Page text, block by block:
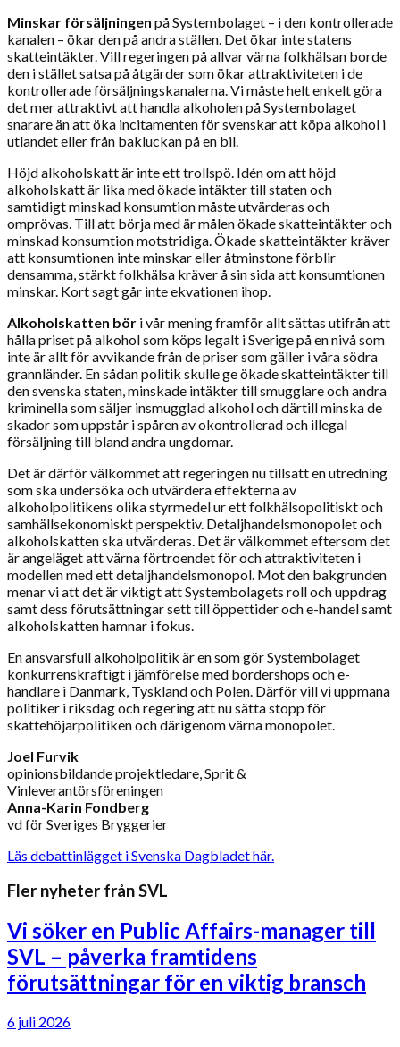
Minskar försäljningen på Systembolaget – i den kontrollerade
kanalen – ökar den på andra ställen. Det ökar inte statens
skatteintäkter. Vill regeringen på allvar värna folkhälsan borde
den i stället satsa på åtgärder som ökar attraktiviteten i de
kontrollerade försäljningskanalerna. Vi måste helt enkelt göra
det mer attraktivt att handla alkoholen på Systembolaget
snarare än att öka incitamenten för svenskar att köpa alkohol i
utlandet eller från bakluckan på en bil.
Höjd alkoholskatt är inte ett trollspö. Idén om att höjd
alkoholskatt är lika med ökade intäkter till staten och
samtidigt minskad konsumtion måste utvärderas och
omprövas. Till att börja med är målen ökade skatteintäkter och
minskad konsumtion motstridiga. Ökade skatteintäkter kräver
att konsumtionen inte minskar eller åtminstone förblir
densamma, stärkt folkhälsa kräver å sin sida att konsumtionen
minskar. Kort sagt går inte ekvationen ihop.
Alkoholskatten bör i vår mening framför allt sättas utifrån att
hålla priset på alkohol som köps legalt i Sverige på en nivå som
inte är allt för avvikande från de priser som gäller i våra södra
grannländer. En sådan politik skulle ge ökade skatteintäkter till
den svenska staten, minskade intäkter till smugglare och andra
kriminella som säljer insmugglad alkohol och därtill minska de
skador som uppstår i spåren av okontrollerad och illegal
försäljning till bland andra ungdomar.
Det är därför välkommet att regeringen nu tillsatt en utredning
som ska undersöka och utvärdera effekterna av
alkoholpolitikens olika styrmedel ur ett folkhälsopolitiskt och
samhällsekonomiskt perspektiv. Detaljhandels­monopolet och
alkoholskatten ska utvärderas. Det är välkommet eftersom det
är angeläget att värna förtroendet för och attraktiviteten i
modellen med ett detaljhandelsmonopol. Mot den bakgrunden
menar vi att det är viktigt att Systembolagets roll och uppdrag
samt dess förutsättningar sett till öppettider och e-handel samt
alkoholskatten hamnar i fokus.
En ansvarsfull alkoholpolitik är en som gör Systembolaget
konkurrenskraftigt i jämförelse med bordershops och e-
handlare i Danmark, Tyskland och Polen. Därför vill vi uppmana
politiker i riksdag och regering att nu sätta stopp för
skattehöjarpolitiken och därigenom värna monopolet.
Joel Furvik
opinionsbildande projektledare, Sprit &
Vinleverantörsföreningen
Anna-Karin Fondberg
vd för Sveriges Bryggerier
Läs debattinlägget i Svenska Dagbladet här.
Fler nyheter från SVL
Vi söker en Public Affairs-manager till
SVL – påverka framtidens
förutsättningar för en viktig bransch
6 juli 2026